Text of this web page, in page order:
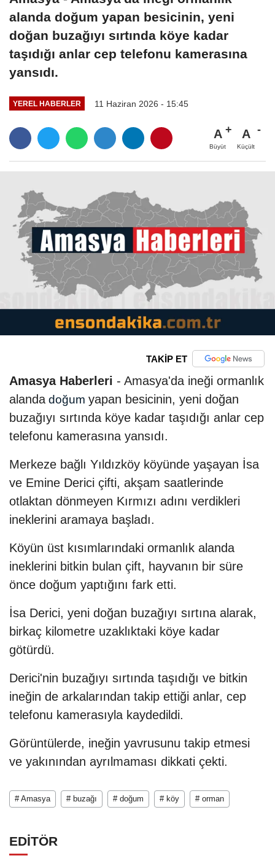
alanda doğum yapan besicinin, yeni
doğan buzağıyı sırtında köye kadar
taşıdığı anlar cep telefonu kamerasına
yansıdı.
YEREL HABERLER 11 Haziran 2026 - 15:45
A
Büyüt
A
Küçült
TAKİP ET
Amasya Haberleri - Amasya'da ineği ormanlık
alanda doğum yapan besicinin, yeni doğan
buzağıyı sırtında köye kadar taşıdığı anlar cep
telefonu kamerasına yansıdı.
Merkeze bağlı Yıldızköy köyünde yaşayan İsa
ve Emine Derici çifti, akşam saatlerinde
otlaktan dönmeyen Kırmızı adını verdikleri
ineklerini aramaya başladı.
Köyün üst kısımlarındaki ormanlık alanda
ineklerini bitkin bulan çift, hayvanın bir süre
önce doğum yaptığını fark etti.
İsa Derici, yeni doğan buzağıyı sırtına alarak,
birkaç kilometre uzaklıktaki köye kadar
götürdü.
Derici'nin buzağıyı sırtında taşıdığı ve bitkin
ineğin de arkalarından takip ettiği anlar, cep
telefonu kamerasıyla kaydedildi.
Görüntülerde, ineğin yavrusunu takip etmesi
ve yakınından ayrılmaması dikkati çekti.
# Amasya # buzağı # doğum # köy # orman
EDİTÖR